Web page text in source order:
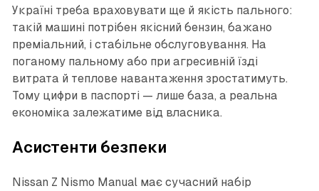
Україні треба враховувати ще й якість пального:
такій машині потрібен якісний бензин, бажано
преміальний, і стабільне обслуговування. На
поганому пальному або при агресивній їзді
витрата й теплове навантаження зростатимуть.
Тому цифри в паспорті — лише база, а реальна
економіка залежатиме від власника.
Асистенти безпеки
Nissan Z Nismo Manual має сучасний набір